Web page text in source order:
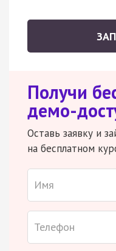
Получи
демо-
Оставь заявку и
на бесплатном